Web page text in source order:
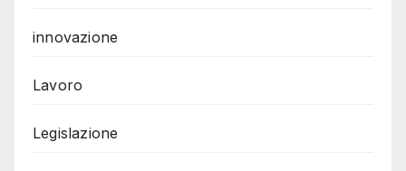
innovazione
Lavoro
Legislazione